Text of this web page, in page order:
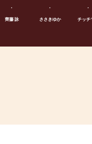
齊藤 詠 ささきゆか チッチ